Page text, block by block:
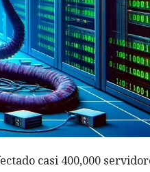
casi 400,000